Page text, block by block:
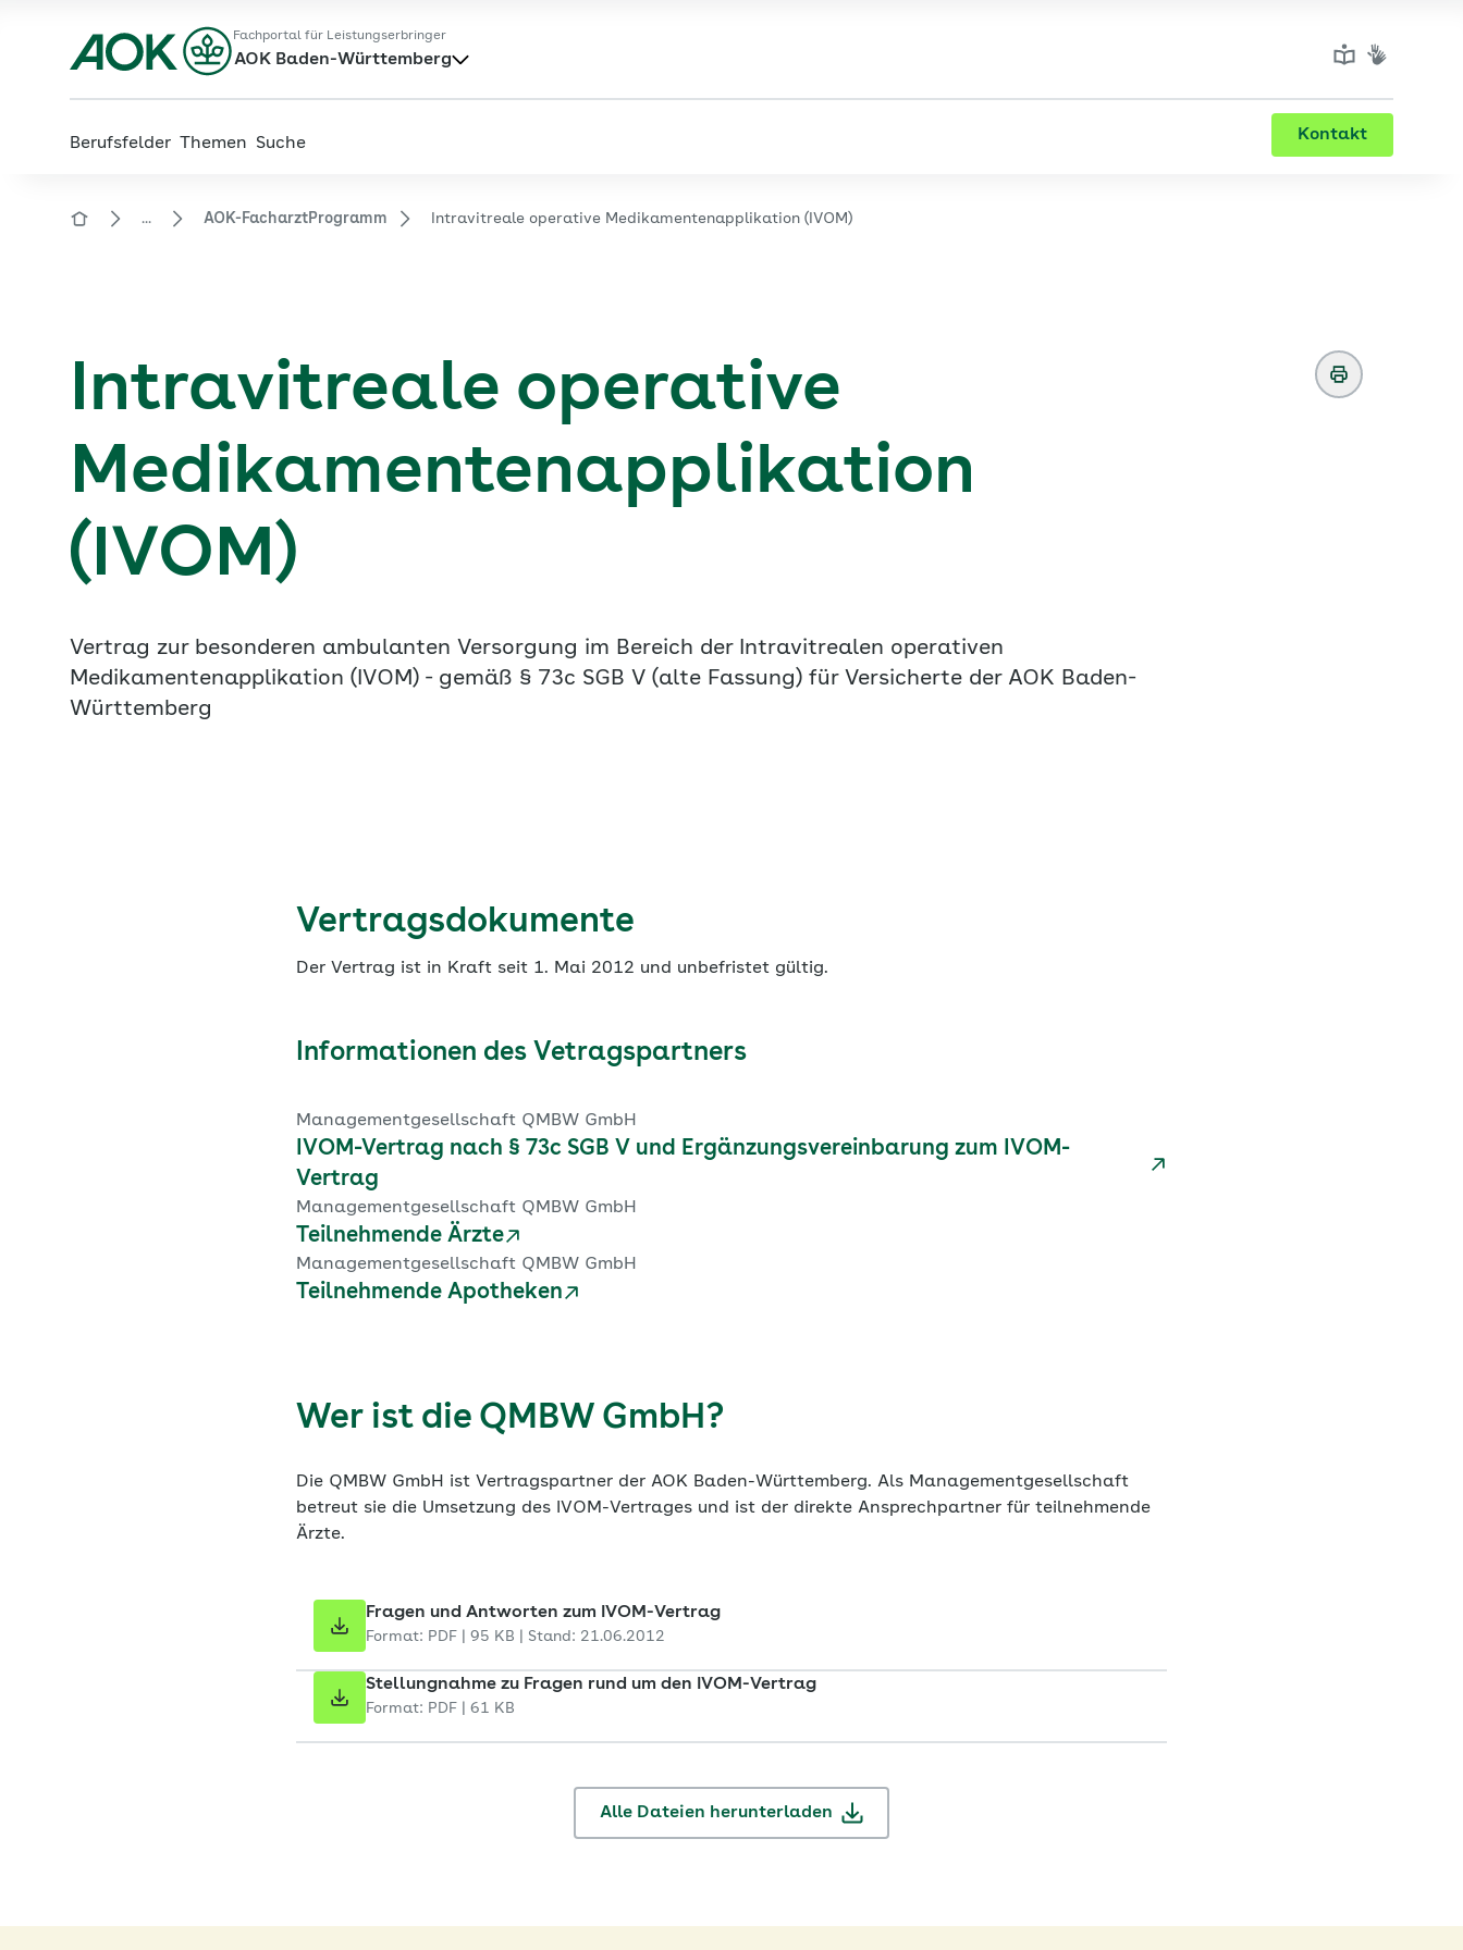
Hauptinhalt
Fußzeile
Fachportal für Leistungserbringer
AOK Baden-Württemberg
Berufsfelder Themen Suche Kontakt
Zur Startseite von der Website aok.de/gp
... AOK-FacharztProgramm Intravitreale operative Medikamentenapplikation (IVOM)
Intravitreale operative
Medikamentenapplikation
(IVOM)
Vertrag zur besonderen ambulanten Versorgung im Bereich der Intravitrealen operativen
Medikamentenapplikation (IVOM) - gemäß § 73c SGB V (alte Fassung) für Versicherte der AOK Baden-
Württemberg
Vertragsdokumente
Der Vertrag ist in Kraft seit 1. Mai 2012 und unbefristet gültig.
Informationen des Vetragspartners
Managementgesellschaft QMBW GmbH
IVOM-Vertrag nach § 73c SGB V und Ergänzungsvereinbarung zum IVOM-
Vertrag
Managementgesellschaft QMBW GmbH
Teilnehmende Ärzte
Managementgesellschaft QMBW GmbH
Teilnehmende Apotheken
Wer ist die QMBW GmbH?
Die QMBW GmbH ist Vertragspartner der AOK Baden-Württemberg. Als Managementgesellschaft
betreut sie die Umsetzung des IVOM-Vertrages und ist der direkte Ansprechpartner für teilnehmende
Ärzte.
Fragen und Antworten zum IVOM-Vertrag
Format: PDF | 95 KB | Stand: 21.06.2012
Stellungnahme zu Fragen rund um den IVOM-Vertrag
Format: PDF | 61 KB
Alle Dateien herunterladen